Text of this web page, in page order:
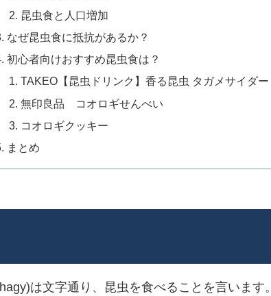
昆虫食と人口増加
なぜ昆虫食に抵抗があるか？
初心者向けおすすめ昆虫食は？
TAKEO【昆虫ドリンク】香る昆虫 タガメサイダー
無印良品 コオロギせんべい
コオロギクッキー
まとめ
は文字通り、昆虫を食べることを言います。